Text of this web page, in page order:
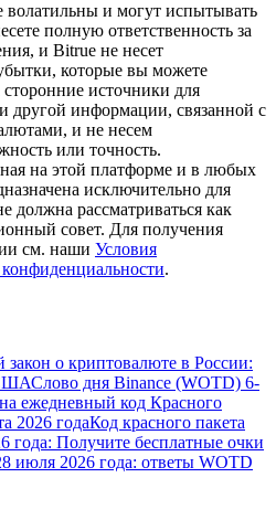
по фьючерсам
прибыльным
и могут испытывать
полную ответственность за
и Bitrue не несет
которые вы можете
источники для
другой информации, связанной с
и не несем
или точность.
на этой платформе и в любых
исключительно для
рассматриваться как
совет. Для получения
см. наши Условия
.
о криптовалюте в России:
Слово дня Binance (WOTD) 6-
ежедневный код Красного
2026 годаКод красного пакета
года: Получите бесплатные очки
июля 2026 года: ответы WOTD